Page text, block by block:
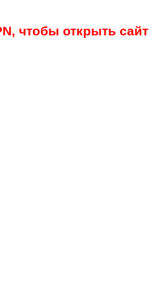
чтобы открыть сайт